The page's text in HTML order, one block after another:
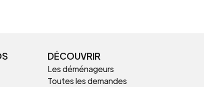
DÉCOUVRIR
Les déménageurs
Toutes les demandes